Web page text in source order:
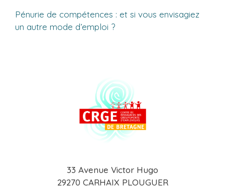
Pénurie de compétences : et si vous envisagiez
un autre mode d’emploi ?
33 Avenue Victor Hugo
29270 CARHAIX PLOUGUER